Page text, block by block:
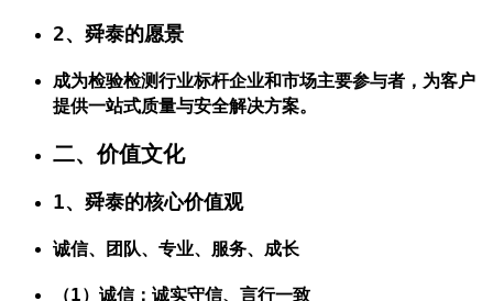
2、舜泰的愿景
成为检验检测行业标杆企业和市场主要参与者，为客户
提供一站式质量与安全解决方案。
二、价值文化
1、舜泰的核心价值观
诚信、团队、专业、服务、成长
（1）诚信：诚实守信、言行一致